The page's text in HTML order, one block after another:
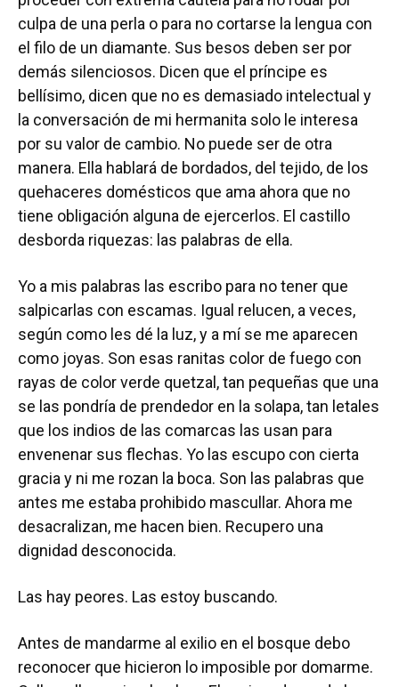
culpa de una perla o para no cortarse la lengua con
el filo de un diamante. Sus besos deben ser por
demás silenciosos. Dicen que el príncipe es
bellísimo, dicen que no es demasiado intelectual y
la conversación de mi hermanita solo le interesa
por su valor de cambio. No puede ser de otra
manera. Ella hablará de bordados, del tejido, de los
quehaceres domésticos que ama ahora que no
tiene obligación alguna de ejercerlos. El castillo
desborda riquezas: las palabras de ella.
Yo a mis palabras las escribo para no tener que
salpicarlas con escamas. Igual relucen, a veces,
según como les dé la luz, y a mí se me aparecen
como joyas. Son esas ranitas color de fuego con
rayas de color verde quetzal, tan pequeñas que una
se las pondría de prendedor en la solapa, tan letales
que los indios de las comarcas las usan para
envenenar sus flechas. Yo las escupo con cierta
gracia y ni me rozan la boca. Son las palabras que
antes me estaba prohibido mascullar. Ahora me
desacralizan, me hacen bien. Recupero una
dignidad desconocida.
Las hay peores. Las estoy buscando.
Antes de mandarme al exilio en el bosque debo
reconocer que hicieron lo imposible por domarme.